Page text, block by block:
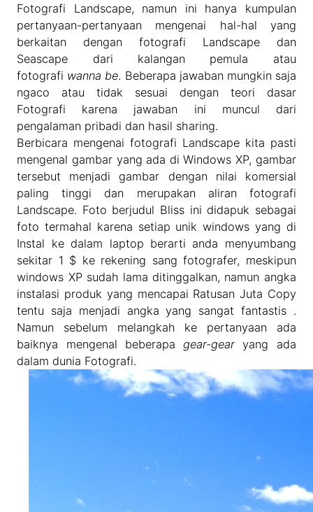
Fotografi Landscape, namun ini hanya kumpulan
pertanyaan-pertanyaan mengenai hal-hal yang
berkaitan dengan fotografi Landscape dan
Seascape dari kalangan pemula atau
fotografi wanna be. Beberapa jawaban mungkin saja
ngaco atau tidak sesuai dengan teori dasar
Fotografi karena jawaban ini muncul dari
pengalaman pribadi dan hasil sharing.
Berbicara mengenai fotografi Landscape kita pasti
mengenal gambar yang ada di Windows XP, gambar
tersebut menjadi gambar dengan nilai komersial
paling tinggi dan merupakan aliran fotografi
Landscape. Foto berjudul Bliss ini didapuk sebagai
foto termahal karena setiap unik windows yang di
Instal ke dalam laptop berarti anda menyumbang
sekitar 1 $ ke rekening sang fotografer, meskipun
windows XP sudah lama ditinggalkan, namun angka
instalasi produk yang mencapai Ratusan Juta Copy
tentu saja menjadi angka yang sangat fantastis .
Namun sebelum melangkah ke pertanyaan ada
baiknya mengenal beberapagear-gear yang ada
dalam dunia Fotografi.